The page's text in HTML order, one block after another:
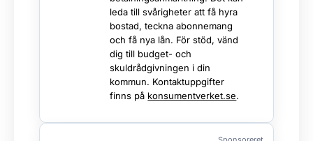
leda till svårigheter att få hyra
bostad, teckna abonnemang
och få nya lån. För stöd, vänd
dig till budget- och
skuldrådgivningen i din
kommun. Kontaktuppgifter
finns på konsumentverket.se.